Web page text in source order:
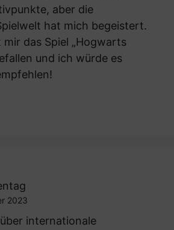
aber die
hat mich begeistert.
das Spiel „Hogwarts
und ich würde es
2023
internationale